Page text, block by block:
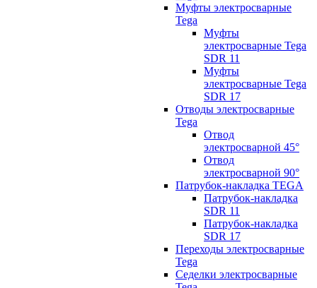
Муфты электросварные
Tega
Муфты
электросварные Tega
SDR 11
Муфты
электросварные Tega
SDR 17
Отводы электросварные
Tega
Отвод
электросварной 45°
Отвод
электросварной 90°
Патрубок-накладка TEGA
Патрубок-накладка
SDR 11
Патрубок-накладка
SDR 17
Переходы электросварные
Tega
Седелки электросварные